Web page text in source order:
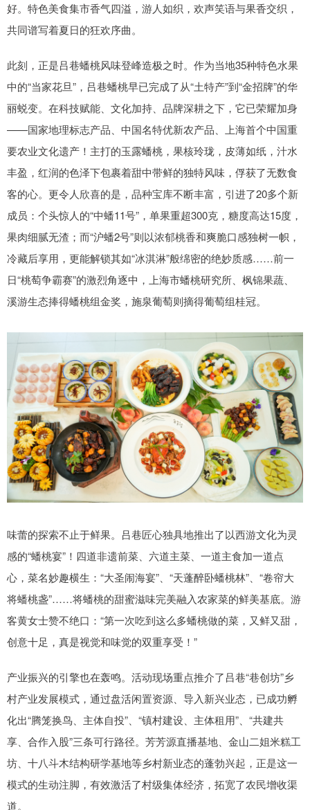
好。特色美食集市香气四溢，游人如织，欢声笑语与果香交织，
共同谱写着夏日的狂欢序曲。
此刻，正是吕巷蟠桃风味登峰造极之时。作为当地35种特色水果
中的“当家花旦”，吕巷蟠桃早已完成了从“土特产”到“金招牌”的华
丽蜕变。在科技赋能、文化加持、品牌深耕之下，它已荣耀加身
——国家地理标志产品、中国名特优新农产品、上海首个中国重
要农业文化遗产！主打的玉露蟠桃，果核玲珑，皮薄如纸，汁水
丰盈，红润的色泽下包裹着甜中带鲜的独特风味，俘获了无数食
客的心。更令人欣喜的是，品种宝库不断丰富，引进了20多个新
成员：个头惊人的“中蟠11号”，单果重超300克，糖度高达15度，
果肉细腻无渣；而“沪蟠2号”则以浓郁桃香和爽脆口感独树一帜，
冷藏后享用，更能解锁其如“冰淇淋”般绵密的绝妙质感……前一
日“桃萄争霸赛”的激烈角逐中，上海市蟠桃研究所、枫锦果蔬、
溪游生态捧得蟠桃组金奖，施泉葡萄则摘得葡萄组桂冠。
味蕾的探索不止于鲜果。吕巷匠心独具地推出了以西游文化为灵
感的“蟠桃宴”！四道非遗前菜、六道主菜、一道主食加一道点
心，菜名妙趣横生：“大圣闹海宴”、“天蓬醉卧蟠桃林”、“卷帘大
将蟠桃盏”……将蟠桃的甜蜜滋味完美融入农家菜的鲜美基底。游
客黄女士赞不绝口：“第一次吃到这么多蟠桃做的菜，又鲜又甜，
创意十足，真是视觉和味觉的双重享受！”
产业振兴的引擎也在轰鸣。活动现场重点推介了吕巷“巷创坊”乡
村产业发展模式，通过盘活闲置资源、导入新兴业态，已成功孵
化出“腾笼换鸟、主体自投”、“镇村建设、主体租用”、“共建共
享、合作入股”三条可行路径。芳芳源直播基地、金山二姐米糕工
坊、十八斗木结构研学基地等乡村新业态的蓬勃兴起，正是这一
模式的生动注脚，有效激活了村级集体经济，拓宽了农民增收渠
道。